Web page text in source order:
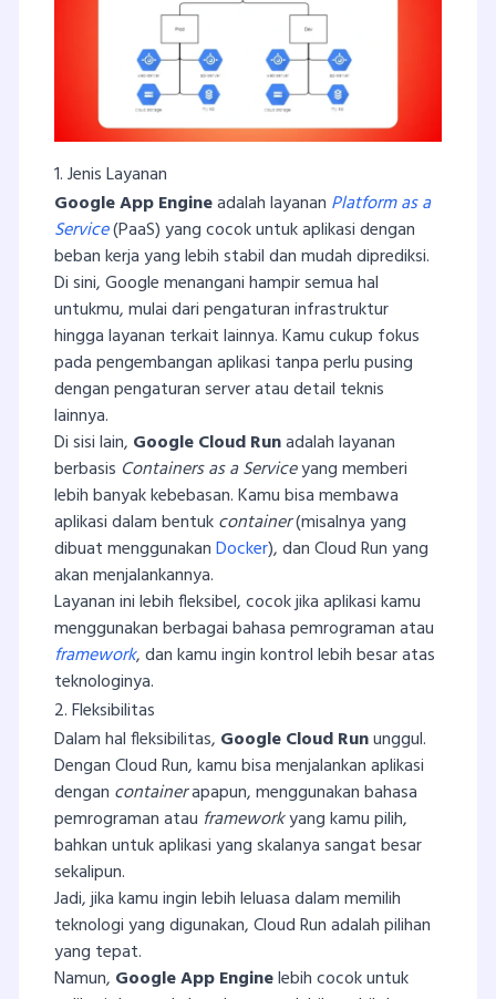
1. Jenis Layanan
Google App Engineadalah layanan Platform as a
Service(PaaS) yang cocok untuk aplikasi dengan
beban kerja yang lebih stabil dan mudah diprediksi.
Di sini, Google menangani hampir semua hal
untukmu, mulai dari pengaturan infrastruktur
hingga layanan terkait lainnya. Kamu cukup fokus
pada pengembangan aplikasi tanpa perlu pusing
dengan pengaturan server atau detail teknis
lainnya.
Di sisi lain, Google Cloud Runadalah layanan
berbasis Containers as a Serviceyang memberi
lebih banyak kebebasan. Kamu bisa membawa
aplikasi dalam bentukcontainer(misalnya yang
dibuat menggunakanDocker), dan Cloud Run yang
akan menjalankannya.
Layanan ini lebih fleksibel, cocok jika aplikasi kamu
menggunakan berbagai bahasa pemrograman atau
framework, dan kamu ingin kontrol lebih besar atas
teknologinya.
2. Fleksibilitas
Dalam hal fleksibilitas, Google Cloud Rununggul.
Dengan Cloud Run, kamu bisa menjalankan aplikasi
dengan containerapapun, menggunakan bahasa
pemrograman atau frameworkyang kamu pilih,
bahkan untuk aplikasi yang skalanya sangat besar
sekalipun.
Jadi, jika kamu ingin lebih leluasa dalam memilih
teknologi yang digunakan, Cloud Run adalah pilihan
yang tepat.
Namun, Google App Enginelebih cocok untuk